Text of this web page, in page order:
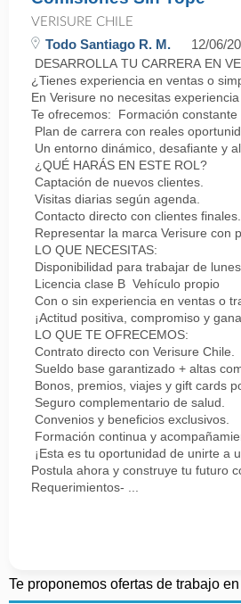
VERISURE CHILE
Todo Santiago R. M. 12/06/
DESARROLLA TU CARRERA EN
¿Tienes experiencia en ventas o
En Verisure no necesitas
Te ofrecemos: Formación constante
Plan de carrera con reales
Un entorno dinámico, desafiante y
¿QUÉ HARÁS EN ESTE ROL?
Captación de nuevos clientes.
Visitas diarias según agenda.
Contacto directo con clientes finales.
Representar la marca Verisure con
LO QUE NECESITAS:
Disponibilidad para trabajar de
Licencia clase B Vehículo propio
Con o sin experiencia en ventas o
¡Actitud positiva, compromiso y
LO QUE TE OFRECEMOS:
Contrato directo con Verisure Chile.
Sueldo base garantizado + altas
Bonos, premios, viajes y gift cards
Seguro complementario de salud.
Convenios y beneficios exclusivos.
Formación continua y
¡Esta es tu oportunidad de unirte a
Postula ahora y construye tu futuro
Requerimientos- ...
Te proponemos ofertas de trabajo en